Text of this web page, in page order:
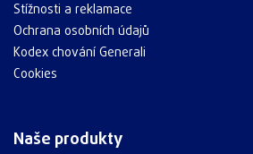
Stížnosti a reklamace
Ochrana osobních údajů
Kodex chování Generali
Cookies
Naše produkty